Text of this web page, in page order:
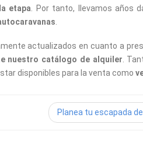
etapa . Por tanto, llevamos años
actualizados en cuanto a
nuestro catálogo de alquiler .
disponibles para la venta como
Planea tu escapada